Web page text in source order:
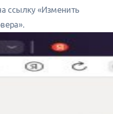
ссылку «Изменить